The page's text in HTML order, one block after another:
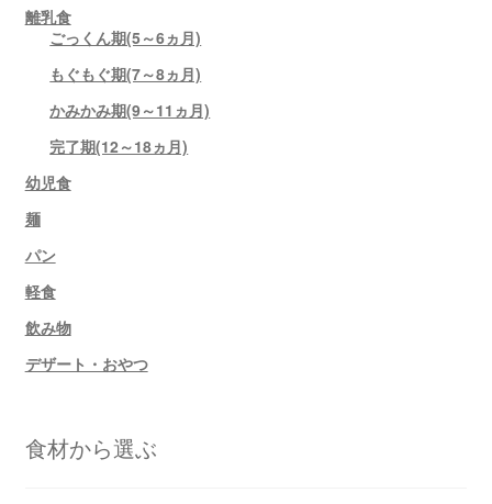
離乳食
ごっくん期(5～6ヵ月)
もぐもぐ期(7～8ヵ月)
かみかみ期(9～11ヵ月)
完了期(12～18ヵ月)
幼児食
麺
パン
軽食
飲み物
デザート・おやつ
食材から選ぶ